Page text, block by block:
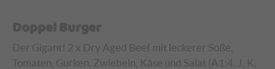
Doppel Burger
Der Gigant! 2 x Dry Aged Beef mit leckerer Soße,
Tomaten, Gurken, Zwiebeln, Käse und Salat (A1:4, J, K,